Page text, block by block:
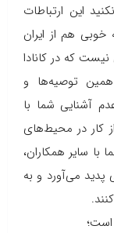
این ارتباطات
هم از ایران
که در کانادا
توصیه‌ها و
آشنایی شما با
کار در محیط‌های
با سایر همکاران،
پدید می‌آورد و به
است؛